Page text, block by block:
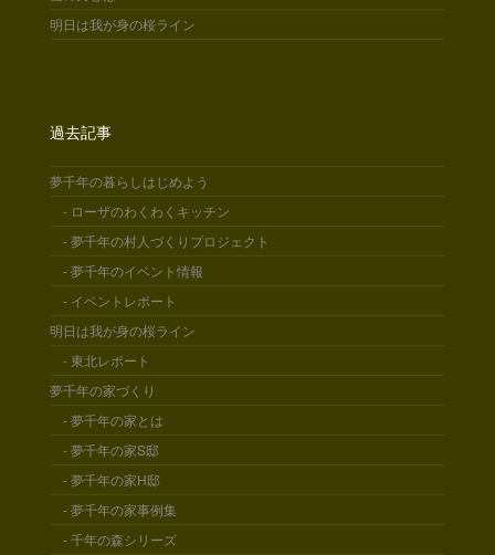
明日は我が身の桜ライン
過去記事
夢千年の暮らしはじめよう
- ローザのわくわくキッチン
- 夢千年の村人づくりプロジェクト
- 夢千年のイベント情報
- イベントレポート
明日は我が身の桜ライン
- 東北レポート
夢千年の家づくり
- 夢千年の家とは
- 夢千年の家S邸
- 夢千年の家H邸
- 夢千年の家事例集
- 千年の森シリーズ